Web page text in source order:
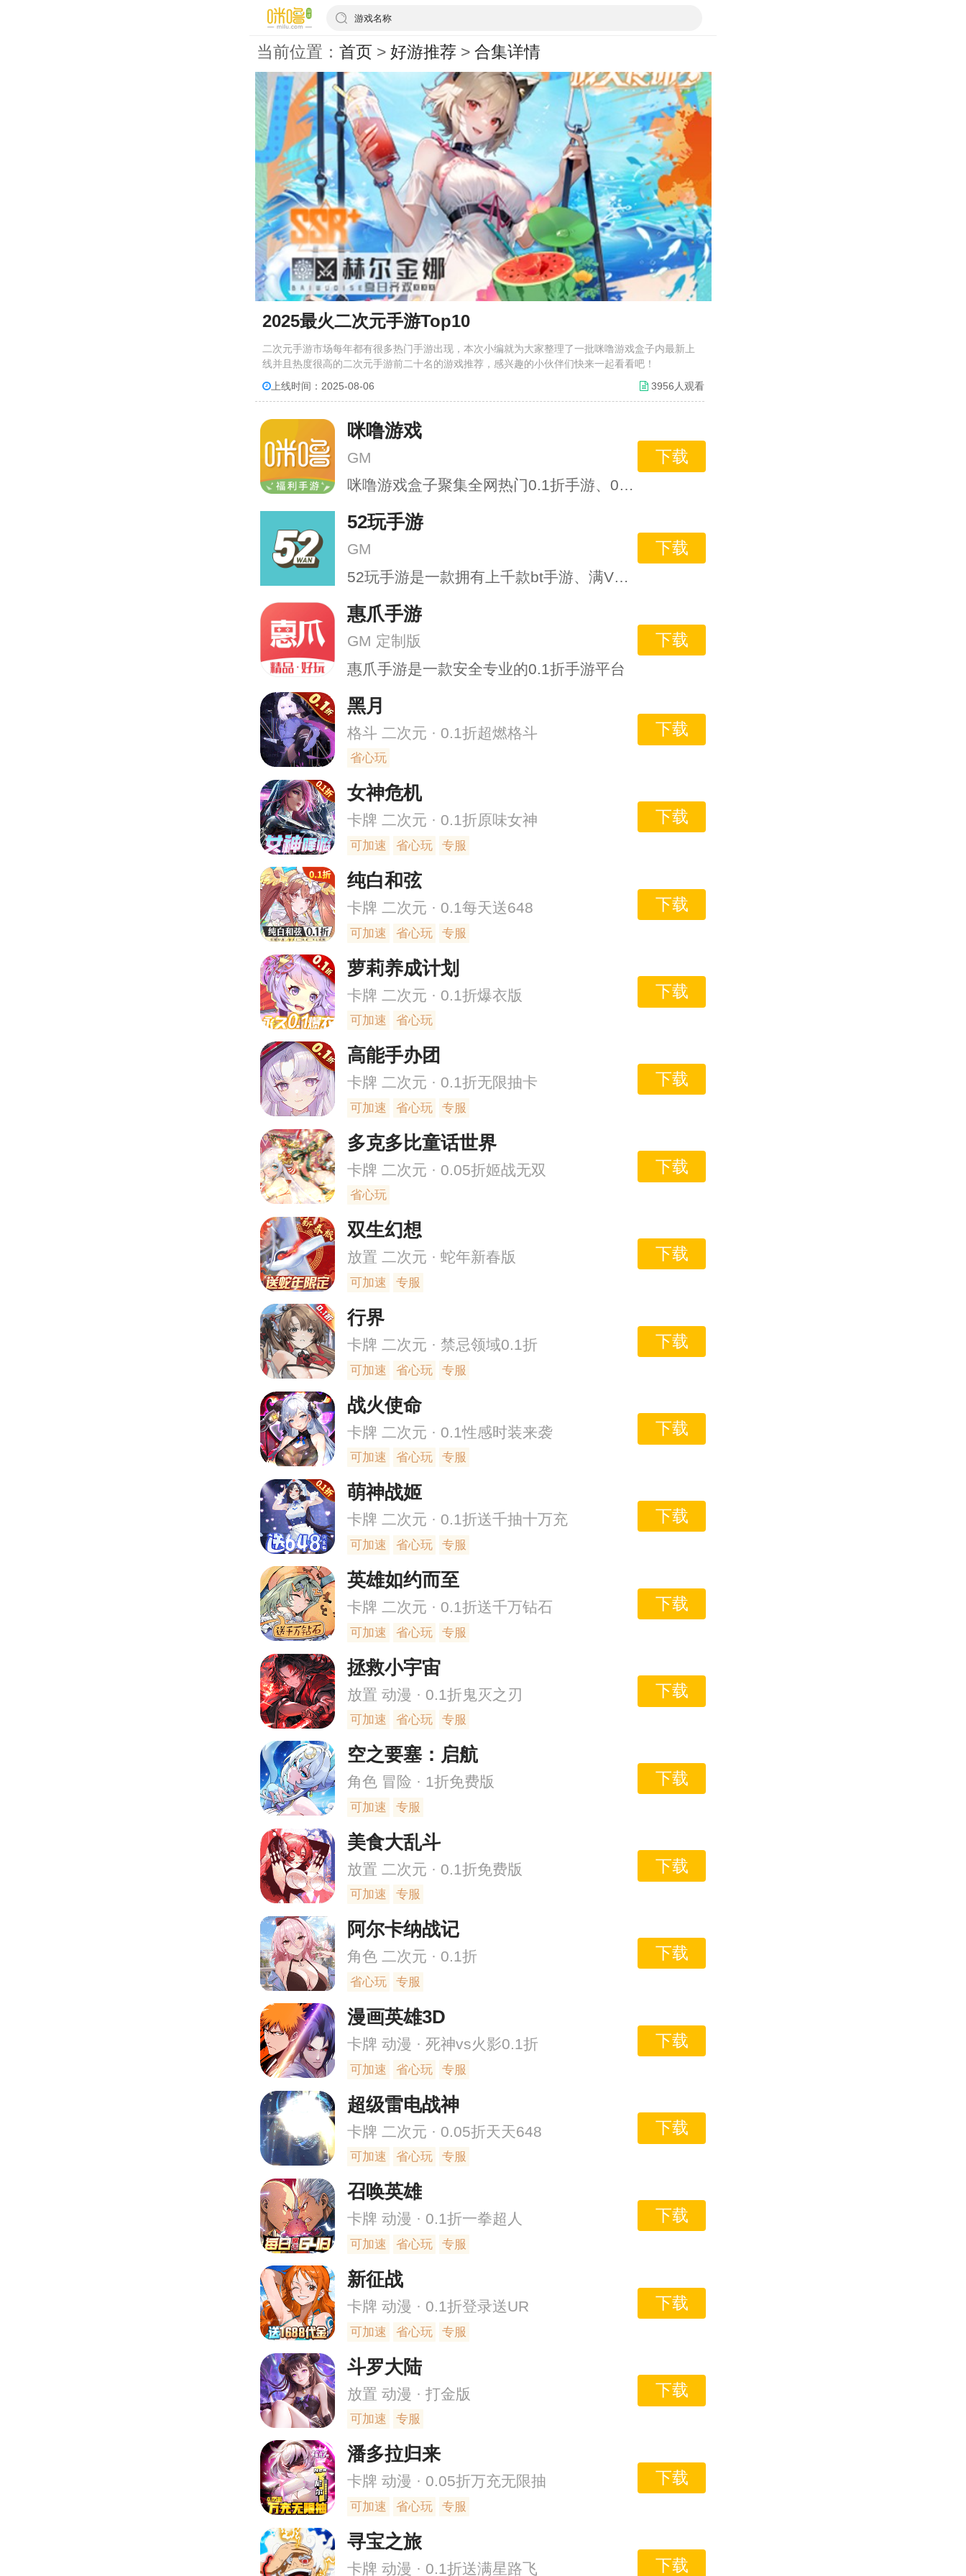
游戏名称
当前位置： 首页 > 好游推荐 > 合集详情
2025最火二次元手游Top10
二次元手游市场每年都有很多热门手游出现，本次小编就为大家整理了一批咪噜游戏盒子内最新上
线并且热度很高的二次元手游前二十名的游戏推荐，感兴趣的小伙伴们快来一起看看吧！
上线时间：2025-08-06
3956人观看
咪噜游戏
GM
咪噜游戏盒子聚集全网热门0.1折手游、0.05折手游、bt手游、手游公益服、折扣游戏、H5游戏等
下载
52玩手游
GM
52玩手游是一款拥有上千款bt手游、满V手游、gm手游等的游戏的手游公益服app
下载
惠爪手游
GM 定制版
惠爪手游是一款安全专业的0.1折手游平台
下载
黑月
格斗 二次元 · 0.1折超燃格斗
省心玩
下载
女神危机
卡牌 二次元 · 0.1折原味女神
可加速 省心玩 专服
下载
纯白和弦
卡牌 二次元 · 0.1每天送648
可加速 省心玩 专服
下载
萝莉养成计划
卡牌 二次元 · 0.1折爆衣版
可加速 省心玩
下载
高能手办团
卡牌 二次元 · 0.1折无限抽卡
可加速 省心玩 专服
下载
多克多比童话世界
卡牌 二次元 · 0.05折姬战无双
省心玩
下载
双生幻想
放置 二次元 · 蛇年新春版
可加速 专服
下载
行界
卡牌 二次元 · 禁忌领域0.1折
可加速 省心玩 专服
下载
战火使命
卡牌 二次元 · 0.1性感时装来袭
可加速 省心玩 专服
下载
萌神战姬
卡牌 二次元 · 0.1折送千抽十万充
可加速 省心玩 专服
下载
英雄如约而至
卡牌 二次元 · 0.1折送千万钻石
可加速 省心玩 专服
下载
拯救小宇宙
放置 动漫 · 0.1折鬼灭之刃
可加速 省心玩 专服
下载
空之要塞：启航
角色 冒险 · 1折免费版
可加速 专服
下载
美食大乱斗
放置 二次元 · 0.1折免费版
可加速 专服
下载
阿尔卡纳战记
角色 二次元 · 0.1折
省心玩 专服
下载
漫画英雄3D
卡牌 动漫 · 死神vs火影0.1折
可加速 省心玩 专服
下载
超级雷电战神
卡牌 二次元 · 0.05折天天648
可加速 省心玩 专服
下载
召唤英雄
卡牌 动漫 · 0.1折一拳超人
可加速 省心玩 专服
下载
新征战
卡牌 动漫 · 0.1折登录送UR
可加速 省心玩 专服
下载
斗罗大陆
放置 动漫 · 打金版
可加速 专服
下载
潘多拉归来
卡牌 动漫 · 0.05折万充无限抽
可加速 省心玩 专服
下载
寻宝之旅
卡牌 动漫 · 0.1折送满星路飞 下载